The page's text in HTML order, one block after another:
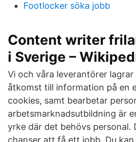
Footlocker söka jobb
Content writer
i Sverige –
Vi och våra leverantörer
åtkomst till information på en
cookies, samt bearbetar
arbetsmarknadsutbildning är
yrke där det behövs personal.
chanser att få ett jobb. Du